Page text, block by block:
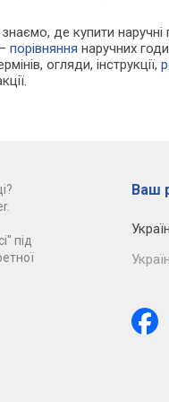
де купити
—порівняння наручних
огляди, інструкції,
під
Ваш